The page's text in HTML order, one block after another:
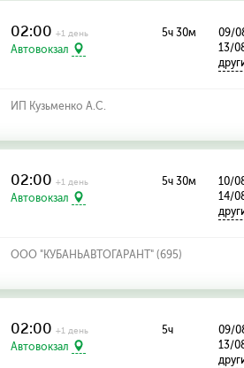
02:00+1 день
Автовокзал
5ч 30м
09/
13/
ИП Кузьменко А.С.
02:00+1 день
Автовокзал
5ч 30м
10/
14/
ООО "КУБАНЬАВТОГАРАНТ" (695)
02:00+1 день
Автовокзал
5ч
09/
13/